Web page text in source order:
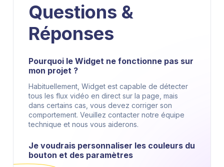
Questions &
Réponses
Pourquoi le Widget ne fonctionne pas sur
mon projet ?
Habituellement, Widget est capable de détecter
tous les flux vidéo en direct sur la page, mais
dans certains cas, vous devez corriger son
comportement. Veuillez contacter notre équipe
technique et nous vous aiderons.
Je voudrais personnaliser les couleurs du
bouton et des paramètres